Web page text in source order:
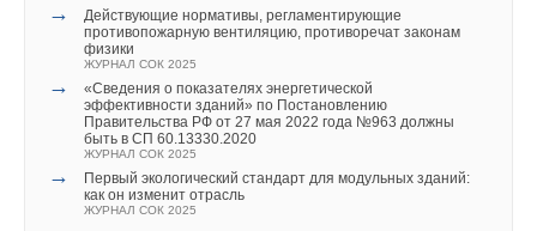
→
Действующие нормативы, регламентирующие
противопожарную вентиляцию, противоречат законам
физики
ЖУРНАЛ СОК 2025
→
«Сведения о показателях энергетической
эффективности зданий» по Постановлению
Правительства РФ от 27 мая 2022 года №963 должны
быть в СП 60.13330.2020
ЖУРНАЛ СОК 2025
→
Первый экологический стандарт для модульных зданий:
как он изменит отрасль
ЖУРНАЛ СОК 2025
Добавить комментарий
Ваше имя *
Ваш E-mail *
Добавить комментарий
Ваше имя *
Ваш E-mail *
Уведомления отключены
Комментарии
В этой теме еще нет комментариев
Добавить комментарий